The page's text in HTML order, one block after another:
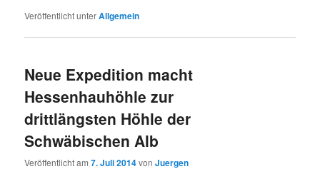
Veröffentlicht unterAllgemein
Neue Expedition macht
Hessenhauhöhle zur
drittlängsten Höhle der
Schwäbischen Alb
Veröffentlicht am7. Juli 2014vonJuergen